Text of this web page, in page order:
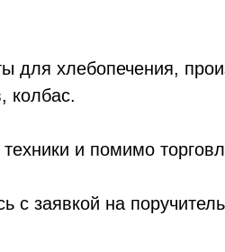
для хлебопечения,
колбас.
и помимо
заявкой на